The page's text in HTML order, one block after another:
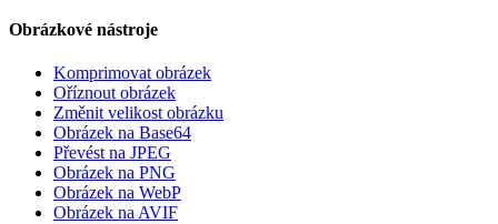
Obrázkové nástroje
Komprimovat obrázek
Oříznout obrázek
Změnit velikost obrázku
Obrázek na Base64
Převést na JPEG
Obrázek na PNG
Obrázek na WebP
Obrázek na AVIF